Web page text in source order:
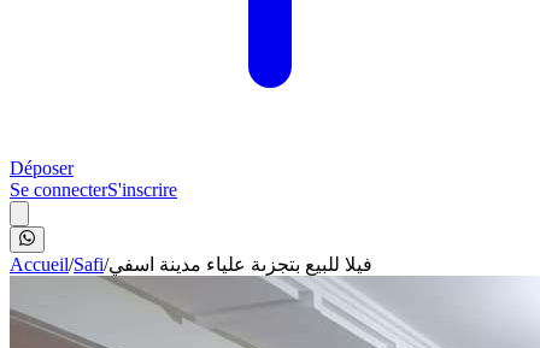
Déposer
Se connecterS'inscrire
Accueil/Safi/فيلا للبيع بتجزىة علياء مدينة اسفي